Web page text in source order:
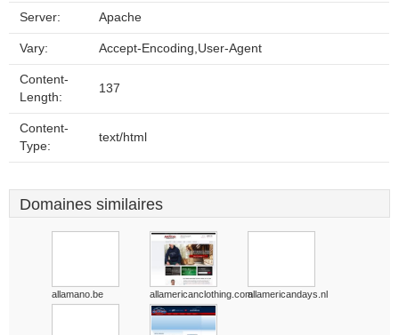
Server: Apache
Vary: Accept-Encoding,User-Agent
Content-
Length:
137
Content-
Type:
text/html
Domaines similaires
allamano.be allamericanclothing.comallamericandays.nl